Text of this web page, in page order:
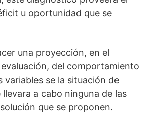
u oportunidad que se
una proyección, en el
del comportamiento
variables se la situación de
a cabo ninguna de las
que se proponen.